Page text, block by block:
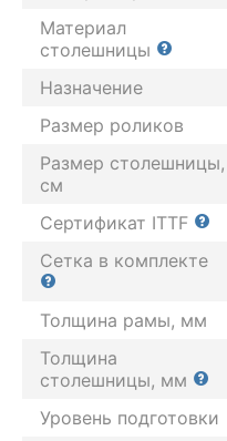
Материал
столешницы
Назначение
Размер роликов
Размер столешницы,
см
Сертификат ITTF
Сетка в комплекте
Толщина рамы, мм
Толщина
столешницы, мм
Уровень подготовки